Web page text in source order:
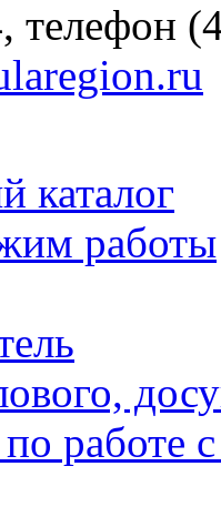
телефон
каталог
работы
работе